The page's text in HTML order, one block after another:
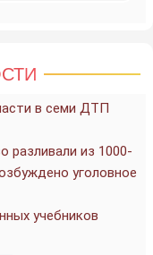
в семи ДТП
разливали из 1000-
уголовное
учебников